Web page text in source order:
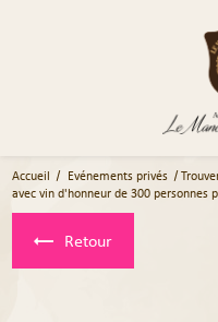
Accueil Evénements privés
avec vin d'honneur de 300 personnes
Retour